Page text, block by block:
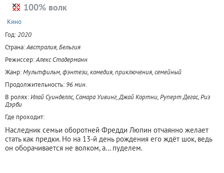
100% волк
Кино
Год:2020
Страна:Австралия, Бельгия
Режиссер:Алекс Стадерманн
Жанр:Мультфильм, фэнтези, комедия, приключения, семейный
Продолжительность: 96 мин.
В ролях:Илай Суинделлс, Самара Уивинг, Джай Кортни, Руперт Дегас, Риз
Дэрби
Где проходит:
Наследник семьи оборотней Фредди Люпин отчаянно желает
стать как предки. Но на 13-й день рождения его ждёт шок, ведь
он оборачивается не волком, а… пуделем.